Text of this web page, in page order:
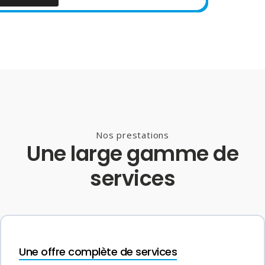
Nos prestations
Une large gamme de
services
Une offre complète de services